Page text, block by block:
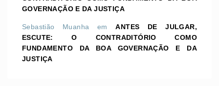
GOVERNAÇÃO E DA JUSTIÇA
Sebastião Muanha emANTES DE JULGAR,
ESCUTE: O CONTRADITÓRIO COMO
FUNDAMENTO DA BOA GOVERNAÇÃO E DA
JUSTIÇA